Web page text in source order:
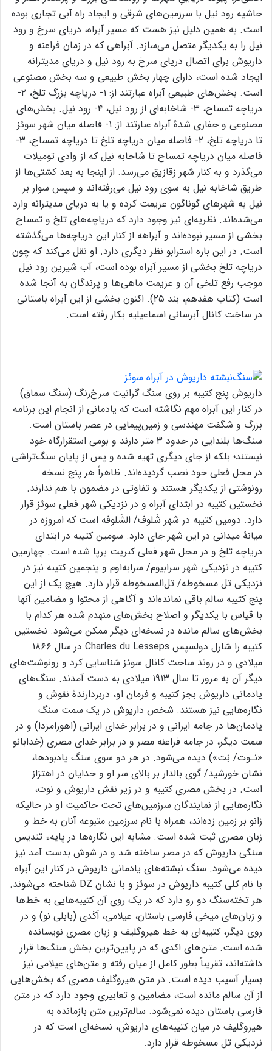
حاشیه رود نیل با سرزمین‌های شرقی و ایجاد راه آبی تجاری بوده
است. به همین دلیل نیز هست که مسیر آبراه، دریای سرخ و رود
نیل را به یکدیگر متصل می‌سازد. آبراهی که در زمان فراعنه و
داریوش برای اتصال دریای سرخ به رود نیل و دریای مدیترانه
ایجاد شده است، دارای چهار بخش طبیعی و سه بخش مصنوعی
است. بخش‌های طبیعی آبراه عبارتند از: ۱- دریاچه بزرگ تلخ، ۲-
دریاچه تمساح، ۳- شاخابه‌ای از رود نیل، ۴- رود نیل. بخش‌های
مصنوعی و حفاری شدۀ آبراه عبارتند از: ۱- فاصله میان شهر سوئز
تا دریاچه تلخ، ۲- فاصله میان دریاچه تلخ تا دریاچه تمساح، ۳-
فاصله میان دریاچه تمساح تا شاخابه نیل که از وادی تومیلات
می‌گذرد و به کنار شهر زقازیق می‌رسد. از اینجا به بعد کشتی‌ها از
طریق شاخابه نیل به سوی رود نیل می‌رفته‌اند و سپس سوار بر
نیل به شهرهای گوناگون عزیمت کرده و یا به دریای مدیترانه وارد
می‌شده‌اند. نظریه‌‌ای نیز وجود دارد که دریاچه‌های تلخ و تمساح
بخشی از مسیر نبوده‌اند و آبراهه از کنار این دریاچه‌ها می‌گذشته
است. در این باره استرابو نظر دیگری دارد. او نقل می‌کند که چون
دریاچه تلخ بخشی از مسیر آبراه بوده است، آب شیرین رود نیل
موجب رفع تلخی آن و عزیمت ماهی‌ها و پرندگان به آنجا شده
است (کتاب هفدهم، بند ۲۵). اکنون بخشی از این آبراه باستانی
در ساخت کانال آبرسانی اسماعیلیه بکار رفته است.
داریوش پنج کتیبه بر روی سنگ گرانیت سرخ‌رنگ (سنگ سماق)
در کنار این آبراه مهم نگاشته است که یادمانی از انجام این برنامه
بزرگ و شگفت مهندسی و زمین‌پیمایی در عصر باستان است.
سنگ‌ها بلندایی در حدود ۳ متر دارند و بومی استقرارگاه خود
نیستند؛ بلکه از جای دیگری تهیه شده و پس از پایان سنگ‌تراشی
در محل فعلی خود نصب گردیده‌اند. ظاهراً هر پنج نسخه
رونوشتی از یکدیگر هستند و تفاوتی در مضمون با هم ندارند.
نخستین کتیبه در ابتدای آبراه و در نزدیکی شهر فعلی سوئز قرار
دارد. دومین کتیبه در شهر شَلوف/ الشَلوفه است که امروزه در
میانۀ میدانی در این شهر جای دارد. سومین کتیبه در ابتدای
دریاچه تلخ و در محل شهر فعلی کبریت برپا شده است. چهارمین
کتیبه در نزدیکی شهر سرابیوم/ سرابه‌اوم و پنجمین کتیبه نیز در
نزدیکی تل مسخوطه/ تل‌المسخوطه قرار دارد. هیچ یک از این
پنج کتیبه سالم باقی نمانده‌اند و آگاهی از محتوا و مضامین آنها
با قیاس با یکدیگر و اصلاح بخش‌های منهدم شده هر کدام با
بخش‌های سالم‌ مانده در نسخه‌ای دیگر ممکن می‌شود. نخستین
کتیبه را شارل دولسپس Charles du Lesseps در سال ۱۸۶۶
میلادی و در روند ساخت کانال سوئز شناسایی کرد و رونوشت‌های
دیگر آن به مرور تا سال ۱۹۱۳ میلادی به دست آمدند. سنگ‌های
یادمانی داریوش بجز کتیبه‌ و فرمان او، دربردارندۀ نقوش و
نگاره‌هایی نیز هستند. شخص داریوش در یک سمت سنگ
یادمان‌ها در جامه ایرانی و در برابر خدای ایرانی (اهورامزدا) و در
سمت دیگر، در جامه فراعنه مصر و در برابر خدای مصری (خدابانو
«نـوت/ نِت») دیده می‌شود. در هر دو سوی سنگ یادبودها،
نشان خورشید/ گوی بالدار بر بالای سر او و خدایان در اهتزاز
است. در بخش مصری کتیبه و در زیر نقش داریوش و نوت،
نگاره‌هایی از نمایندگان سرزمین‌های تحت حاکمیت او در حالیکه
زانو بر زمین زده‌اند، همراه با نام سرزمین متبوعه آنان به خط و
زبان مصری ثبت شده است. مشابه این نگاره‌ها در پایهء تندیس
سنگی داریوش که در مصر ساخته شد و در شوش بدست آمد نیز
دیده می‌شود. سنگ ‌نبشته‌های یادمانی داریوش در کنار این آبراه
با نام کلی کتیبه داریوش در سوئز و با نشان DZ شناخته می‌شوند.
هر تخته‌سنگ دو رو دارد که در یک روی آن کتیبه‌هایی به خط‌ها
و زبان‌های میخی فارسی باستان، عیلامی، اَکَدی (بابلی نو) و در
روی دیگر، کتیبه‌ای به خط هیروگلیف و زبان مصری نویسانده
شده است. متن‌های اکدی که در پایین‌ترین بخش سنگ‌ها قرار
داشته‌اند، تقریباً بطور کامل از میان رفته و متن‌های عیلامی نیز
بسیار آسیب دیده است. در متن هیروگلیف مصری که بخش‌هایی
از آن سالم مانده است، مضامین و تعابیری وجود دارد که در متن
فارسی باستان دیده نمی‌شود. سالم‌ترین متن بازمانده به
هیروگلیف در میان کتیبه‌های داریوش، نسخه‌ای است که در
نزدیکی تل مسخوطه قرار دارد.